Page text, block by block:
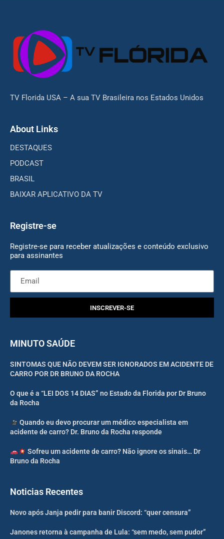
TV Florida USA – A sua TV Brasileira nos Estados Unidos
About Links
DESTAQUES
PODCAST
BRASIL
BAIXAR APLICATIVO DA TV
Registre-se
Registre-se para receber atualizações e conteúdo exclusivo
para assinantes
INSCREVER-SE
MINUTO SAÚDE
SINTOMAS QUE NÃO DEVEM SER IGNORADOS EM ACIDENTE DE
CARRO POR DR BRUNO DA ROCHA
O que é a “LEI DOS 14 DIAS” no Estado da Florida por Dr Bruno
da Rocha
Quando eu devo procurar um médico especialista em
acidente de carro? Dr. Bruno da Rocha responde
Sofreu um acidente de carro? Não ignore os sinais… Dr
Bruno da Rocha
Noticias Recentes
Novo após Janja pedir para banir Discord: “quer censura”
Janones retorna à campanha de Lula: “sem medo, sem pudor”